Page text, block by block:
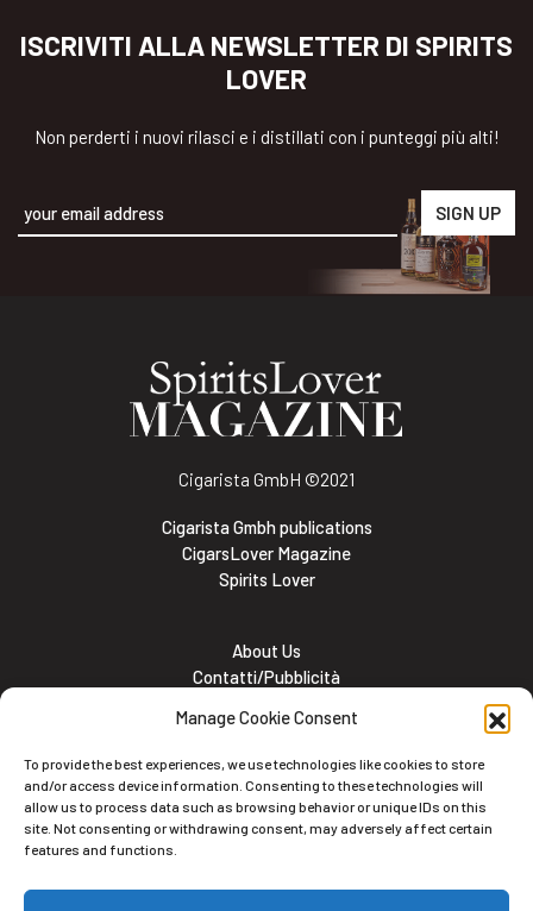
Manage Cookie Consent
To provide the best experiences, we use technologies like cookies to store
and/or access device information. Consenting to these technologies will
allow us to process data such as browsing behavior or unique IDs on this
site. Not consenting or withdrawing consent, may adversely affect certain
features and functions.
ISCRIVITI ALLA NEWSLETTER DI SPIRITS
LOVER
Non perderti i nuovi rilasci e i distillati con i punteggi più alti!
Cigarista GmbH ©2021
Cigarista Gmbh publications
CigarsLover Magazine
Spirits Lover
About Us
Contatti/Pubblicità
Meet the team
Lavora con noi
Cookie and Privacy policy